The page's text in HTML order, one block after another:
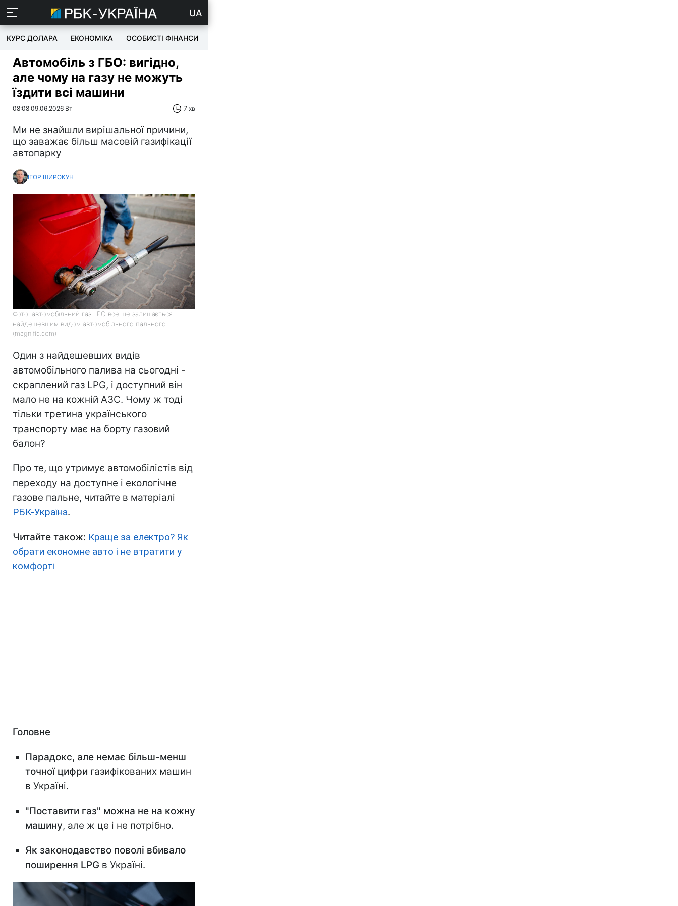
UA
КУРС ДОЛАРА ЕКОНОМІКА ОСОБИСТІ ФІНАНСИ
Автомобіль з ГБО: вигідно,
але чому на газу не можуть
їздити всі машини
08:08 09.06.2026 Вт 7 хв
Ми не знайшли вирішальної причини,
що заважає більш масовій газифікації
автопарку
ІГОР ШИРОКУН
Фото: автомобільний газ LPG все ще залишається
найдешевшим видом автомобільного пального
(magnific.com)
Один з найдешевших видів
автомобільного палива на сьогодні -
скраплений газ LPG, і доступний він
мало не на кожній АЗС. Чому ж тоді
тільки третина українського
транспорту має на борту газовий
балон?
Про те, що утримує автомобілістів від
переходу на доступне і екологічне
газове пальне, читайте в матеріалі
РБК-Україна.
Читайте також: Краще за електро? Як
обрати економне авто і не втратити у
комфорті
Головне
Парадокс, але немає більш-менш
точної цифри газифікованих машин
в Україні.
"Поставити газ" можна не на кожну
машину, але ж це і не потрібно.
Як законодавство поволі вбивало
поширення LPG в Україні.